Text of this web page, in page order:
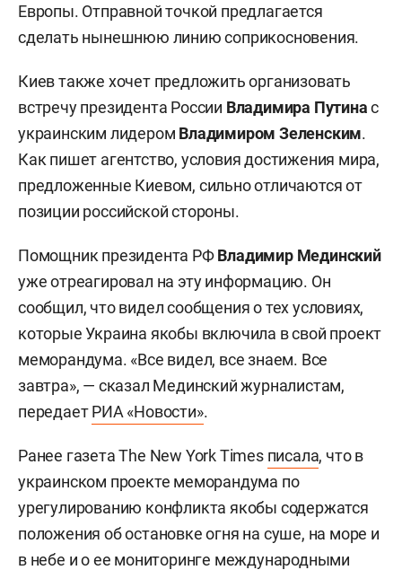
Европы. Отправной точкой предлагается
сделать нынешнюю линию соприкосновения.
Киев также хочет предложить организовать
встречу президента России Владимира Путинас
украинским лидером Владимиром Зеленским.
Как пишет агентство, условия достижения мира,
предложенные Киевом, сильно отличаются от
позиции российской стороны.
Помощник президента РФВладимир Мединский
уже отреагировал на эту информацию. Он
сообщил, что видел сообщения о тех условиях,
которые Украина якобы включила в свой проект
меморандума. «Все видел, все знаем. Все
завтра», — сказал Мединский журналистам,
передаетРИА «Новости».
Ранее газета The New York Times писала, что в
украинском проекте меморандума по
урегулированию конфликта якобы содержатся
положения об остановке огня на суше, на море и
в небе и о ее мониторинге международными